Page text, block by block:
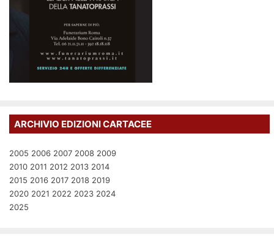
ARCHIVIO EDIZIONI CARTACEE
2005 2006 2007 2008 2009
2010 2011 2012 2013 2014
2015 2016 2017 2018 2019
2020 2021 2022 2023 2024
2025